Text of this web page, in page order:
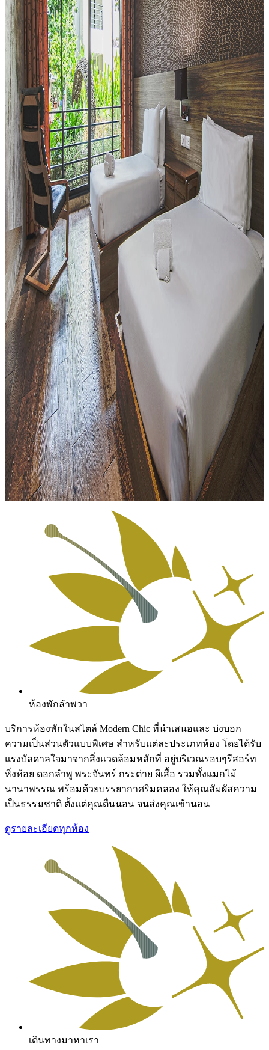
ห้องพักลำพวา
บริการห้องพักในสไตล์ Modern Chic ที่นำเสนอและ บ่งบอก
ความเป็นส่วนตัวแบบพิเศษ สำหรับแต่ละประเภทห้อง โดยได้รับ
แรงบัลดาลใจมาจากสิ่งแวดล้อมหลักที่ อยู่บริเวณรอบๆรีสอร์ท
หิ่งห้อย ดอกลำพู พระจันทร์ กระต่าย ผีเสื้อ รวมทั้งแมกไม้
นานาพรรณ พร้อมด้วยบรรยากาศริมคลอง ให้คุณสัมผัสความ
เป็นธรรมชาติ ตั้งแต่คุณตื่นนอน จนส่งคุณเข้านอน
ดูรายละเอียดทุกห้อง
เดินทางมาหาเรา